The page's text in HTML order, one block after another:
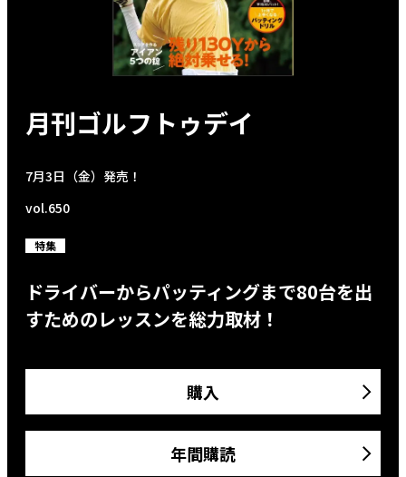
月刊ゴルフトゥデイ
7月3日（金）発売！
vol.650
特集
ドライバーからパッティングまで80台を出
すためのレッスンを総力取材！
購入
年間購読